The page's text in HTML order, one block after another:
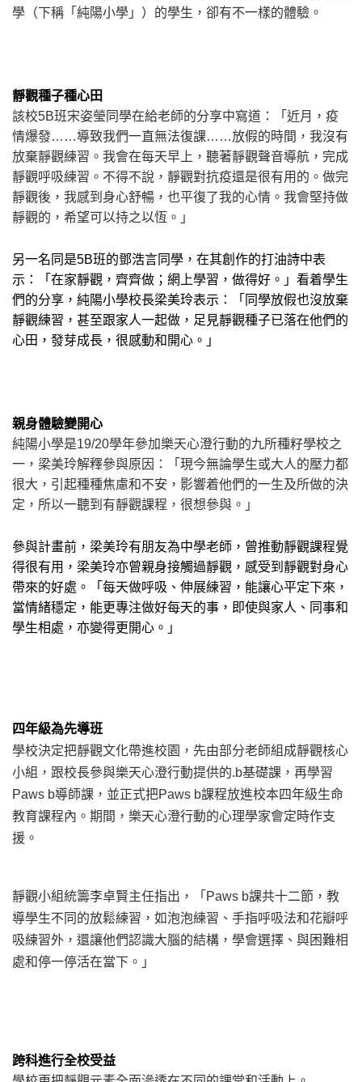
學（下稱「純陽小學」）的學生，卻有不一樣的體驗。
靜觀種子種心田
該校5B班宋姿瑩同學在給老師的分享中寫道：「近月，疫
情爆發……導致我們一直無法復課……放假的時間，我沒有
放棄靜觀練習。我會在每天早上，聽著靜觀聲音導航，完成
靜觀呼吸練習。不得不說，靜觀對抗疫還是很有用的。做完
靜觀後，我感到身心舒暢，也平復了我的心情。我會堅持做
靜觀的，希望可以持之以恆。」
另一名同是5B班的鄧浩言同學，在其創作的打油詩中表
示：「在家靜觀，齊齊做；網上學習，做得好。」看着學生
們的分享，純陽小學校長梁美玲表示：「同學放假也沒放棄
靜觀練習，甚至跟家人一起做，足見靜觀種子已落在他們的
心田，發芽成長，很感動和開心。」
親身體驗變開心
純陽小學是19/20學年參加樂天心澄行動的九所種籽學校之
一，梁美玲解釋參與原因：「現今無論學生或大人的壓力都
很大，引起種種焦慮和不安，影響着他們的一生及所做的決
定，所以一聽到有靜觀課程，很想參與。」
參與計畫前，梁美玲有朋友為中學老師，曾推動靜觀課程覺
得很有用，梁美玲亦曾親身接觸過靜觀，感受到靜觀對身心
帶來的好處。「每天做呼吸、伸展練習，能讓心平定下來，
當情緒穩定，能更專注做好每天的事，即使與家人、同事和
學生相處，亦變得更開心。」
四年級為先導班
學校決定把靜觀文化帶進校園，先由部分老師組成靜觀核心
小組，跟校長參與樂天心澄行動提供的.b基礎課，再學習
Paws b導師課，並正式把Paws b課程放進校本四年級生命
教育課程內。期間，樂天心澄行動的心理學家會定時作支
援。
靜觀小組統籌李卓賢主任指出，「 Paws b課共十二節，教
導學生不同的放鬆練習，如泡泡練習、手指呼吸法和花瓣呼
吸練習外，還讓他們認識大腦的結構，學會選擇、與困難相
處和停一停活在當下。」
跨科進行全校受益